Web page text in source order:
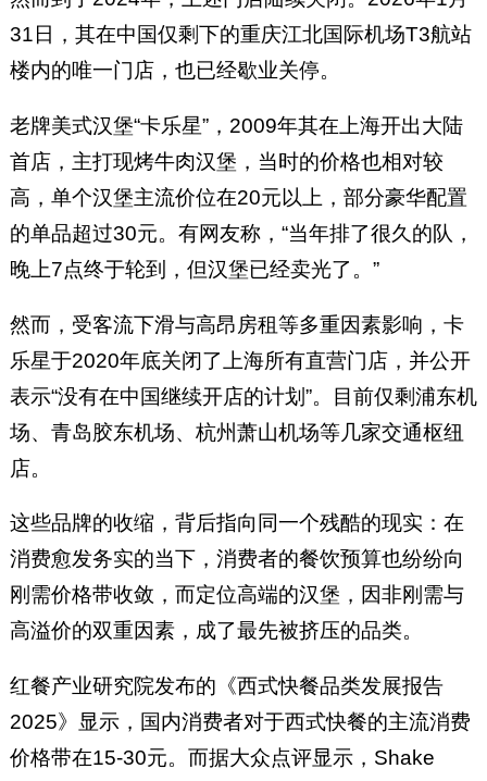
31日，其在中国仅剩下的重庆江北国际机场T3航站
楼内的唯一门店，也已经歇业关停。
老牌美式汉堡“卡乐星”，2009年其在上海开出大陆
首店，主打现烤牛肉汉堡，当时的价格也相对较
高，单个汉堡主流价位在20元以上，部分豪华配置
的单品超过30元。有网友称，“当年排了很久的队，
晚上7点终于轮到，但汉堡已经卖光了。”
然而，受客流下滑与高昂房租等多重因素影响，卡
乐星于2020年底关闭了上海所有直营门店，并公开
表示“没有在中国继续开店的计划”。目前仅剩浦东机
场、青岛胶东机场、杭州萧山机场等几家交通枢纽
店。
这些品牌的收缩，背后指向同一个残酷的现实：在
消费愈发务实的当下，消费者的餐饮预算也纷纷向
刚需价格带收敛，而定位高端的汉堡，因非刚需与
高溢价的双重因素，成了最先被挤压的品类。
红餐产业研究院发布的《西式快餐品类发展报告
2025》显示，国内消费者对于西式快餐的主流消费
价格带在15-30元。而据大众点评显示，Shake